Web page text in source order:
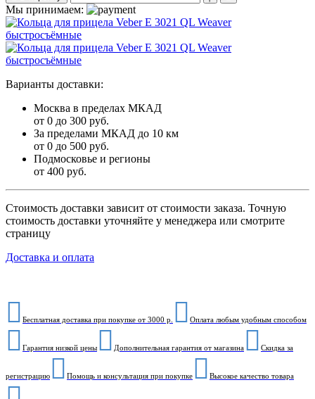
Мы принимаем:
Варианты доставки:
Москва в пределах МКАД
от 0 до 300 руб.
За пределами МКАД до 10 км
от 0 до 500 руб.
Подмосковье и регионы
от 400 руб.
Стоимость доставки зависит от стоимости заказа. Точную
стоимость доставки уточняйте у менеджера или смотрите
страницу
Доставка и оплата
Бесплатная доставка при покупке от 3000 р. Оплата любым удобным способом
Гарантия низкой цены Дополнительная гарантия от магазина Скидка за
регистрацию Помощь и консультация при покупке Высокое качество товара